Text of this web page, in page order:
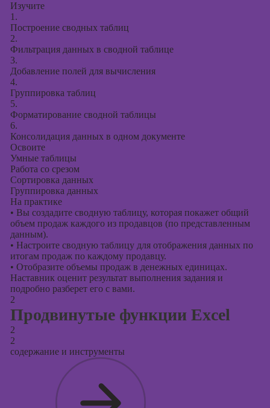
Изучите
1.
Построение сводных таблиц
2.
Фильтрация данных в сводной таблице
3.
Добавление полей для вычисления
4.
Группировка таблиц
5.
Форматирование сводной таблицы
6.
Консолидация данных в одном документе
Освоите
Умные таблицы
Работа со срезом
Сортировка данных
Группировка данных
На практике
• Вы создадите сводную таблицу, которая покажет общий
объем продаж каждого из продавцов (по представленным
данным).
• Настроите сводную таблицу для отображения данных по
итогам продаж по каждому продавцу.
• Отобразите объемы продаж в денежных единицах.
Наставник оценит результат выполнения задания и
подробно разберет его с вами.
2
Продвинутые функции Excel
2
2
содержание и инструменты